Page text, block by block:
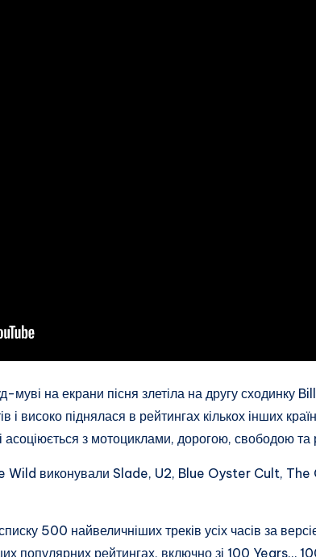
муві на екрани пісня злетіла на другу сходинку
і високо піднялася в рейтингах кількох інших
асоціюється з мотоциклами, дорогою, свободою
Wild виконували Slade, U2, Blue Oyster Cult, The
500 найвеличніших треків усіх часів за
популярних рейтингах, включно зі 100 Years…